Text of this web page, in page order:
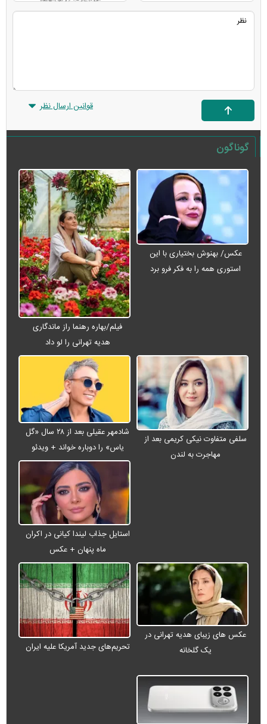
قوانین ارسال نظر
گوناگون
عکس/ بهنوش بختیاری با این
استوری همه را به فکر فرو برد
فیلم/بهاره رهنما راز ماندگاری
هدیه تهرانی را لو داد
سلفی متفاوت نیکی کریمی بعد از
مهاجرت به لندن
شادمهر عقیلی بعد از ۲۸ سال «گل
یاس» را دوباره خواند + ویدئو
استایل جذاب لیندا کیانی در اکران
ماه پنهان + عکس
عکس های زیبای هدیه تهرانی در
یک گلخانه
تحریم‌های جدید آمریکا علیه ایران